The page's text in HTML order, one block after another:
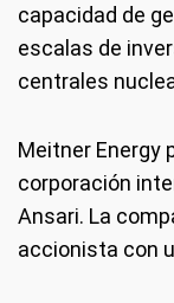
capacidad de
escalas de
centrales
Meitner Energy
corporación
Ansari. La
accionista con